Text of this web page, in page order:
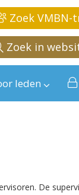
Zoek VMBN-
Zoek in
leden
De